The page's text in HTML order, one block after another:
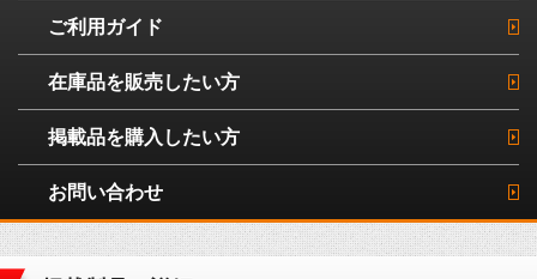
ご利用ガイド
在庫品を販売したい方
掲載品を購入したい方
お問い合わせ